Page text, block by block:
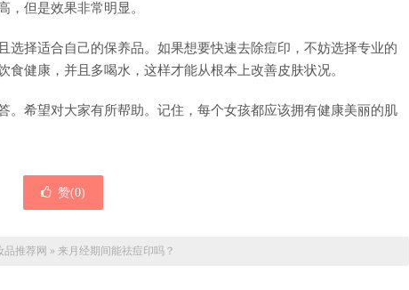
，但是效果非常明显。
选择适合自己的保养品。如果想要快速去除痘印，不妨选择专业的
健康，并且多喝水，这样才能从根本上改善皮肤状况。
。希望对大家有所帮助。记住，每个女孩都应该拥有健康美丽的肌
赞(0)
品推荐网 » 来月经期间能祛痘印吗？